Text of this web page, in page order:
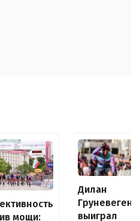
мощи:
Дилан
Груневеген
выиграл